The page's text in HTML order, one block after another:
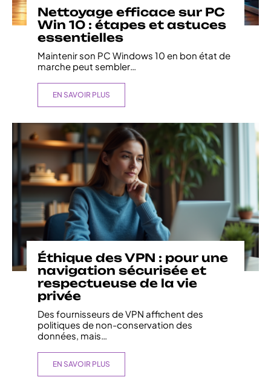
Nettoyage efficace sur PC
Win 10 : étapes et astuces
essentielles
Maintenir son PC Windows 10 en bon état de
marche peut sembler…
EN SAVOIR PLUS
Éthique des VPN : pour une
navigation sécurisée et
respectueuse de la vie
privée
Des fournisseurs de VPN affichent des
politiques de non-conservation des
données, mais…
EN SAVOIR PLUS